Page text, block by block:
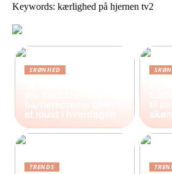
Keywords: kærlighed på hjernen tv2
SKØNHED
barrierecreme blevet
et must i hverdagen
til
TRENDS